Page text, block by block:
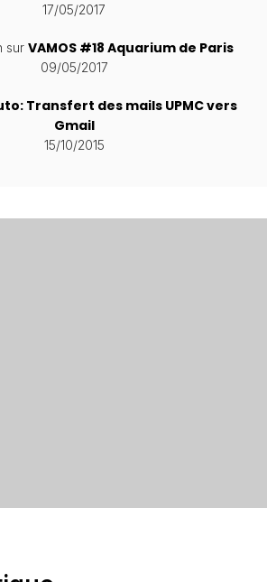
17/05/2017
sur VAMOS #18 Aquarium de Paris
09/05/2017
Transfert des mails UPMC vers
Gmail
15/10/2015